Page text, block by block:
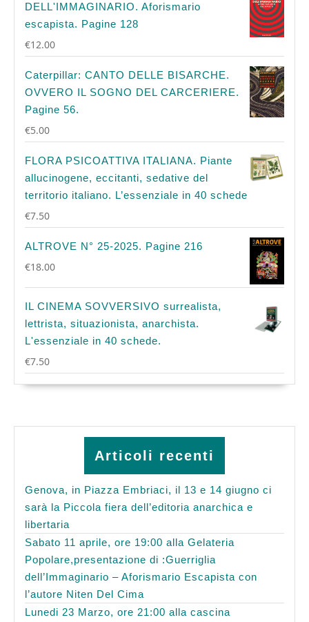
DELL'IMMAGINARIO. Aforismario
escapista. Pagine 128
€12.00
Caterpillar: CANTO DELLE BISARCHE.
OVVERO IL SOGNO DEL CARCERIERE.
Pagine 56.
€5.00
FLORA PSICOATTIVA ITALIANA. Piante
allucinogene, eccitanti, sedative del
territorio italiano. L’essenziale in 40 schede
€7.50
ALTROVE N° 25-2025. Pagine 216
€18.00
IL CINEMA SOVVERSIVO surrealista,
lettrista, situazionista, anarchista.
L'essenziale in 40 schede.
€7.50
Articoli recenti
Genova, in Piazza Embriaci, il 13 e 14 giugno ci
sarà la Piccola fiera dell’editoria anarchica e
libertaria
Sabato 11 aprile, ore 19:00 alla Gelateria
Popolare,presentazione di :Guerriglia
dell’Immaginario – Aforismario Escapista con
l’autore Niten Del Cima
Lunedi 23 Marzo, ore 21:00 alla cascina